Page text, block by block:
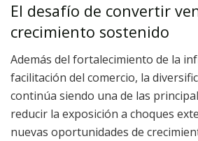
El desafío de convertir
crecimiento sostenido
Además del fortalecimiento de la
facilitación del comercio, la
continúa siendo una de las
reducir la exposición a choques
nuevas oportunidades de